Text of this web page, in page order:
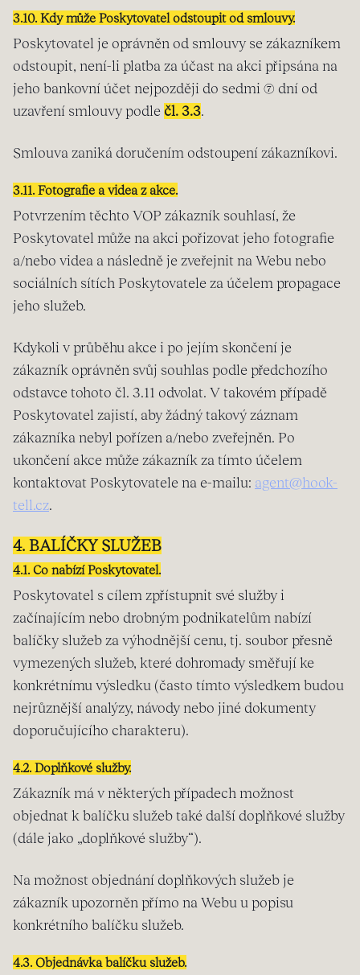
3.10. Kdy může Poskytovatel odstoupit od smlouvy.
Poskytovatel je oprávněn od smlouvy se zákazníkem
odstoupit, není-li platba za účast na akci připsána na
jeho bankovní účet nejpozději do sedmi (7) dní od
uzavření smlouvy podle čl. 3.3.
Smlouva zaniká doručením odstoupení zákazníkovi.
3.11. Fotografie a videa z akce.
Potvrzením těchto VOP zákazník souhlasí, že
Poskytovatel může na akci pořizovat jeho fotografie
a/nebo videa a následně je zveřejnit na Webu nebo
sociálních sítích Poskytovatele za účelem propagace
jeho služeb.
Kdykoli v průběhu akce i po jejím skončení je
zákazník oprávněn svůj souhlas podle předchozího
odstavce tohoto čl. 3.11 odvolat. V takovém případě
Poskytovatel zajistí, aby žádný takový záznam
zákazníka nebyl pořízen a/nebo zveřejněn. Po
ukončení akce může zákazník za tímto účelem
kontaktovat Poskytovatele na e-mailu: agent@hook-
tell.cz.
4. BALÍČKY SLUŽEB
4.1. Co nabízí Poskytovatel.
Poskytovatel s cílem zpřístupnit své služby i
začínajícím nebo drobným podnikatelům nabízí
balíčky služeb za výhodnější cenu, tj. soubor přesně
vymezených služeb, které dohromady směřují ke
konkrétnímu výsledku (často tímto výsledkem budou
nejrůznější analýzy, návody nebo jiné dokumenty
doporučujícího charakteru).
4.2. Doplňkové služby.
Zákazník má v některých případech možnost
objednat k balíčku služeb také další doplňkové služby
(dále jako „doplňkové služby“).
Na možnost objednání doplňkových služeb je
zákazník upozorněn přímo na Webu u popisu
konkrétního balíčku služeb.
4.3. Objednávka balíčku služeb.